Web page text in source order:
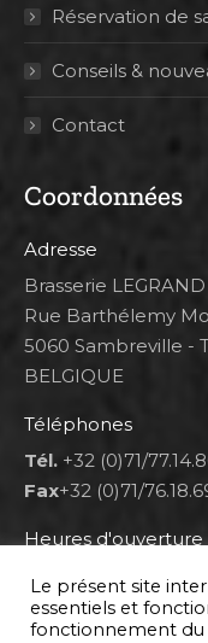
Réservation de
Conseils &
Contact
Coordonnées
Adresse
Brasserie LEGRAND
Rue Barthélemy
5060 Sambreville -
BELGIQUE
Téléphones
Tél. +32 (0)71/
Fax+32 (0)71/
Heures d'ouverture
Lun 8h00-12h00 et
Mar au ven 8h00-
Sam 9h00-16h00
Le présent site
essentiels et
fonctionnement du